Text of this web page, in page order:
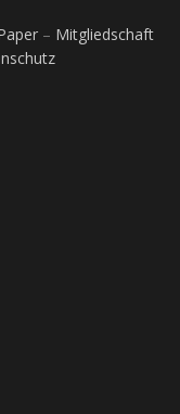
– Mitgliedschaft